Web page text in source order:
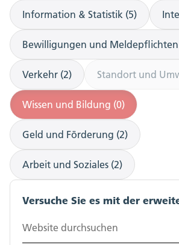
Information & Statistik (5)
Bewilligungen und Meldepflichten
Verkehr (2) Standort und
Wissen und Bildung (0)
Geld und Förderung (2)
Arbeit und Soziales (2)
Versuche Sie es mit der
Website durchsuchen